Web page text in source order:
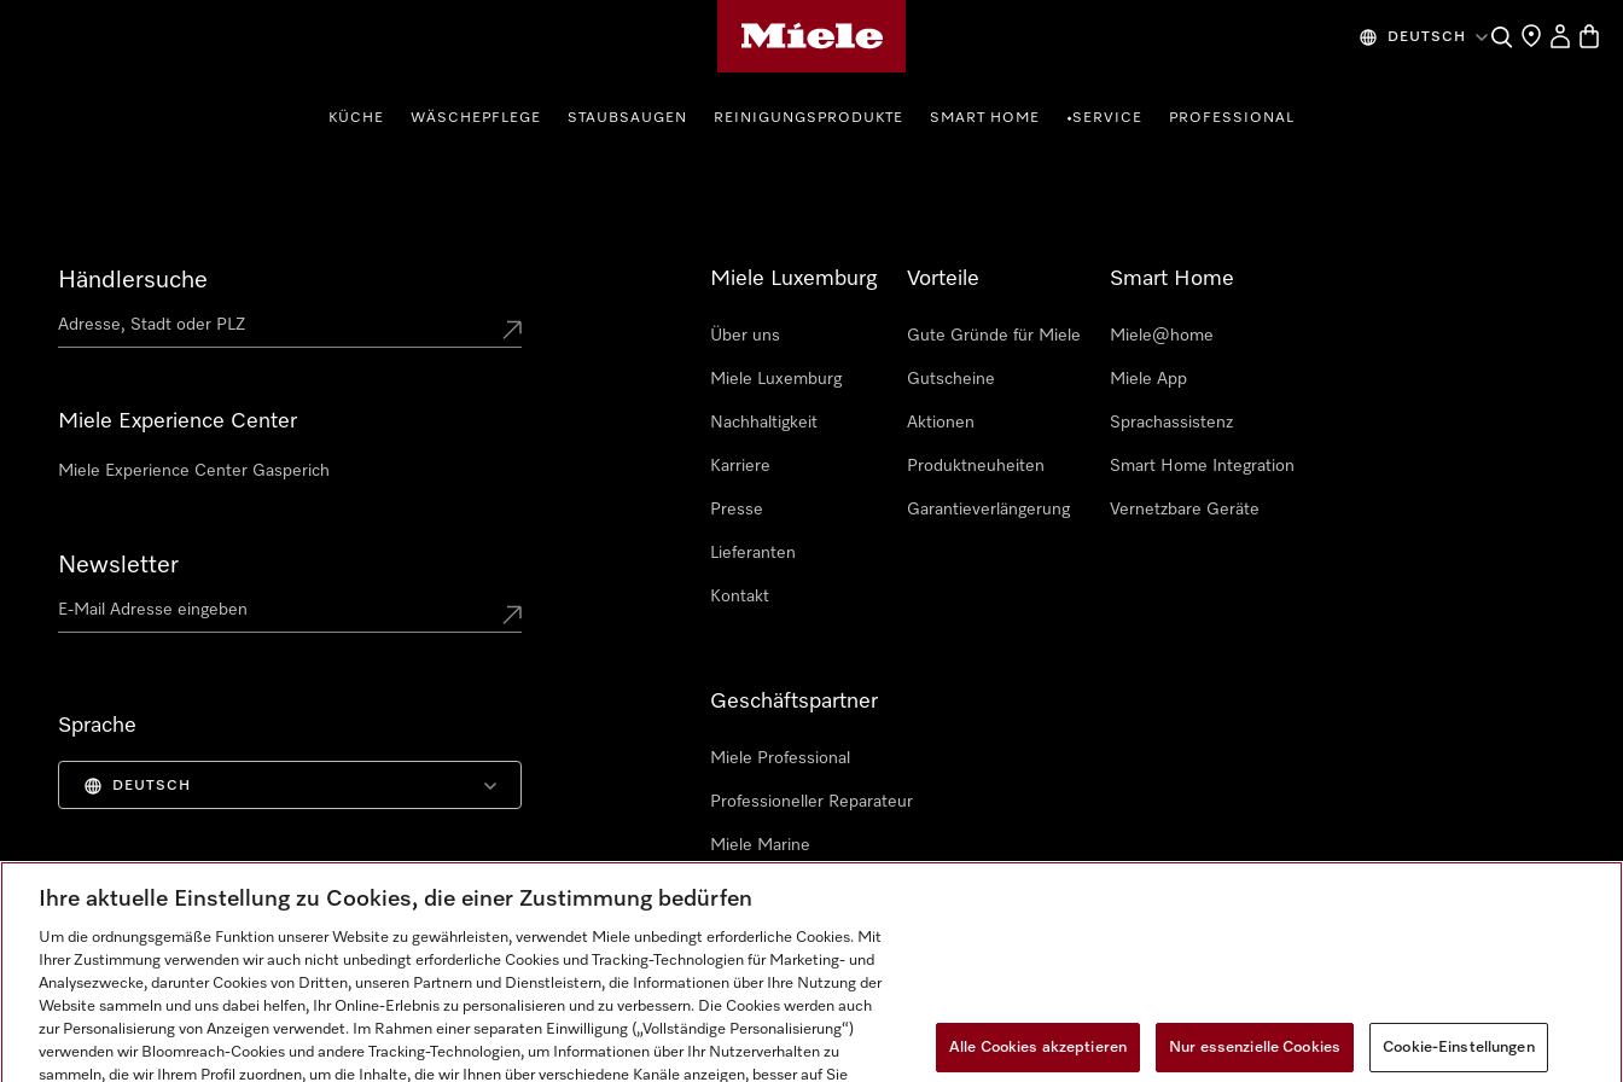
DEUTSCH SucheHändlersuche
KÜCHE WÄSCHEPFLEGE STAUBSAUGEN REINIGUNGSPRODUKTE SMART HOME •SERVICE PROFESSIONAL
Händlersuche
Miele Experience Center
Miele Experience Center Gasperich
Newsletter
Sprache
DEUTSCH
Miele Luxemburg
Über uns
Miele Luxemburg
Nachhaltigkeit
Karriere
Presse
Lieferanten
Kontakt
Vorteile
Gute Gründe für Miele
Gutscheine
Aktionen
Produktneuheiten
Garantieverlängerung
Smart Home
Miele@home
Miele App
Sprachassistenz
Smart Home Integration
Vernetzbare Geräte
Geschäftspartner
Miele Professional
Professioneller Reparateur
Miele Marine
Architekten & Bauträger
Impressum AGB Datenschutz Nutzungsbedingungen Barrièrefreiheetserklärung Gesetzen über digitale Dienste Widerrufsformular Cookie-Einstellungen
Ihre aktuelle Einstellung zu Cookies, die einer Zustimmung bedürfen
Um die ordnungsgemäße Funktion unserer Website zu gewährleisten, verwendet Miele unbedingt erforderliche Cookies. Mit
Ihrer Zustimmung verwenden wir auch nicht unbedingt erforderliche Cookies und Tracking-Technologien für Marketing- und
Analysezwecke, darunter Cookies von Dritten, unseren Partnern und Dienstleistern, die Informationen über Ihre Nutzung der
Website sammeln und uns dabei helfen, Ihr Online-Erlebnis zu personalisieren und zu verbessern. Die Cookies werden auch
zur Personalisierung von Anzeigen verwendet. Im Rahmen einer separaten Einwilligung („Vollständige Personalisierung“)
verwenden wir Bloomreach-Cookies und andere Tracking-Technologien, um Informationen über Ihr Nutzerverhalten zu
sammeln, die wir Ihrem Profil zuordnen, um die Inhalte, die wir Ihnen über verschiedene Kanäle anzeigen, besser auf Sie
Alle Cookies akzeptieren Nur essenzielle Cookies Cookie-Einstellungen